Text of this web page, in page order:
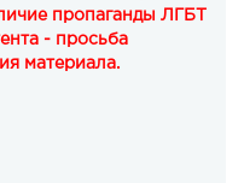
пропаганды ЛГБТ
- просьба
материала.